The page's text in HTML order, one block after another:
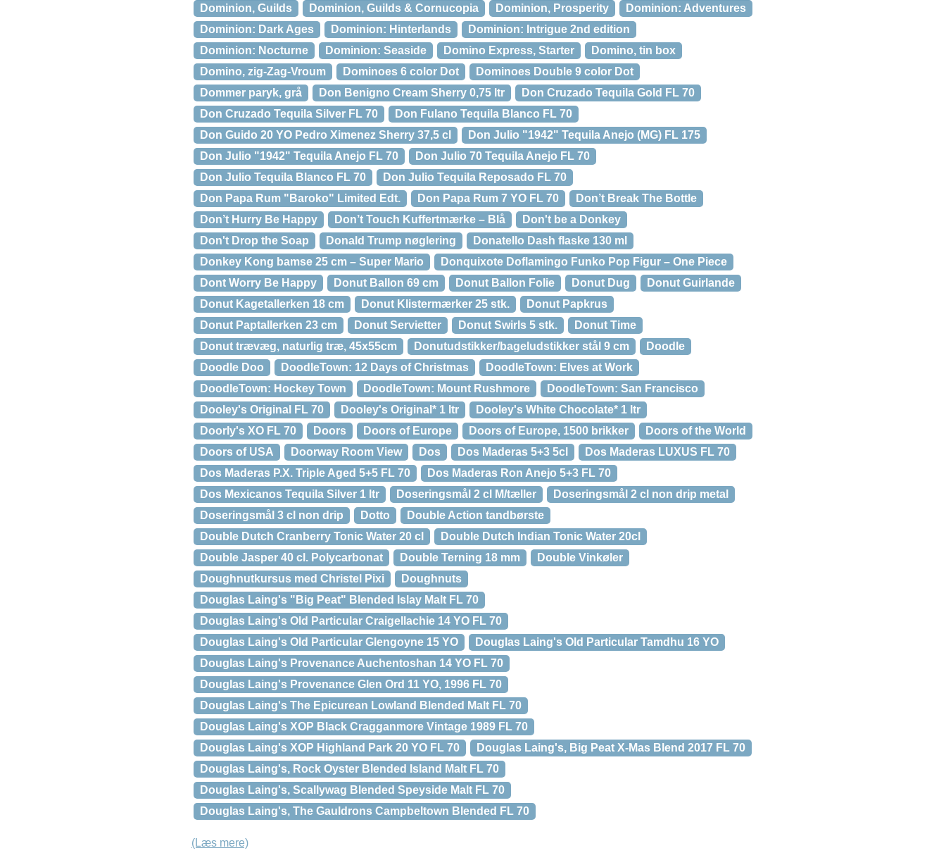
Dominion, Guilds
Dominion, Guilds & Cornucopia Dominion, Prosperity
Dominion: Adventures
Dominion: Dark Ages
Dominion: Hinterlands
Dominion: Intrigue 2nd edition
Dominion: Nocturne
Dominion: Seaside Domino Express, Starter
Domino, tin box
Domino, zig-Zag-Vroum
Dominoes 6 color Dot
Dominoes Double 9 color Dot
Dommer paryk, grå
Don Benigno Cream Sherry 0,75 ltr
Don Cruzado Tequila Gold FL 70
Don Cruzado Tequila Silver FL 70
Don Fulano Tequila Blanco FL 70
Don Guido 20 YO Pedro Ximenez Sherry 37,5 cl
Don Julio "1942" Tequila Anejo (MG) FL 175
Don Julio "1942" Tequila Anejo FL 70
Don Julio 70 Tequila Anejo FL 70
Don Julio Tequila Blanco FL 70
Don Julio Tequila Reposado FL 70
Don Papa Rum "Baroko" Limited Edt.
Don Papa Rum 7 YO FL 70
Don’t Break The Bottle
Don’t Hurry Be Happy
Don’t Touch Kuffertmærke – Blå
Don't be a Donkey
Don't Drop the Soap
Donald Trump nøglering
Donatello Dash flaske 130 ml
Donkey Kong bamse 25 cm – Super Mario
Donquixote Doflamingo Funko Pop Figur – One Piece
Dont Worry Be Happy
Donut Ballon 69 cm Donut Ballon Folie Donut Dug
Donut Guirlande
Donut Kagetallerken 18 cm
Donut Klistermærker 25 stk.
Donut Papkrus
Donut Paptallerken 23 cm
Donut Servietter Donut Swirls 5 stk.
Donut Time
Donut trævæg, naturlig træ, 45x55cm
Donutudstikker/bageludstikker stål 9 cm
Doodle
Doodle Doo
DoodleTown: 12 Days of Christmas
DoodleTown: Elves at Work
DoodleTown: Hockey Town
DoodleTown: Mount Rushmore
DoodleTown: San Francisco
Dooley's Original FL 70
Dooley's Original* 1 ltr
Dooley's White Chocolate* 1 ltr
Doorly's XO FL 70
Doors Doors of Europe Doors of Europe, 1500 brikker
Doors of the World
Doors of USA
Doorway Room View Dos Dos Maderas 5+3 5cl
Dos Maderas LUXUS FL 70
Dos Maderas P.X. Triple Aged 5+5 FL 70
Dos Maderas Ron Anejo 5+3 FL 70
Dos Mexicanos Tequila Silver 1 ltr
Doseringsmål 2 cl M/tæller
Doseringsmål 2 cl non drip metal
Doseringsmål 3 cl non drip
Dotto
Double Action tandbørste
Double Dutch Cranberry Tonic Water 20 cl
Double Dutch Indian Tonic Water 20cl
Double Jasper 40 cl. Polycarbonat
Double Terning 18 mm
Double Vinkøler
Doughnutkursus med Christel Pixi
Doughnuts
Douglas Laing's "Big Peat" Blended Islay Malt FL 70
Douglas Laing's Old Particular Craigellachie 14 YO FL 70
Douglas Laing's Old Particular Glengoyne 15 YO
Douglas Laing's Old Particular Tamdhu 16 YO
Douglas Laing's Provenance Auchentoshan 14 YO FL 70
Douglas Laing's Provenance Glen Ord 11 YO, 1996 FL 70
Douglas Laing's The Epicurean Lowland Blended Malt FL 70
Douglas Laing's XOP Black Cragganmore Vintage 1989 FL 70
Douglas Laing's XOP Highland Park 20 YO FL 70
Douglas Laing's, Big Peat X-Mas Blend 2017 FL 70
Douglas Laing's, Rock Oyster Blended Island Malt FL 70
Douglas Laing's, Scallywag Blended Speyside Malt FL 70
Douglas Laing's, The Gauldrons Campbeltown Blended FL 70
(Læs mere)